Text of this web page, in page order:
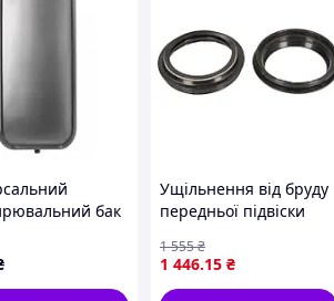
бак
6 л. 3/8"
Ущільнення від бруду
передньої підвіски
Y-24A, кількість штук в
упаковці: 2шт)
1 446.15 ₴
1 555₴